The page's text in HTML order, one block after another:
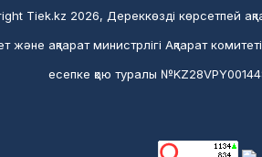
Tiek.kz 2026, Дереккөзді көрсетпей
ақпарат министрлігі Ақпарат
есепке қою туралы